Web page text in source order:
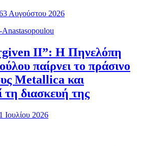
3 Αυγούστου 2026
II”: Η Πηνελόπη
παίρνει το πράσινο
Metallica και
τη διασκευή της
Ιουλίου 2026